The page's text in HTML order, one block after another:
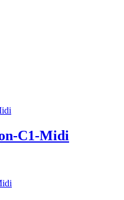
C1-Midi